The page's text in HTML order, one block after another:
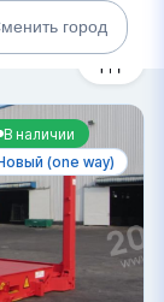
город
В наличии
(one way)